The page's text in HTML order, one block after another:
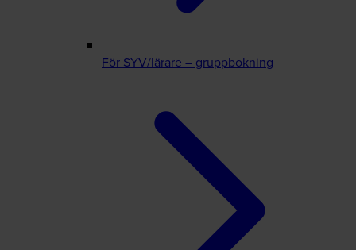
För SYV/lärare – gruppbokning